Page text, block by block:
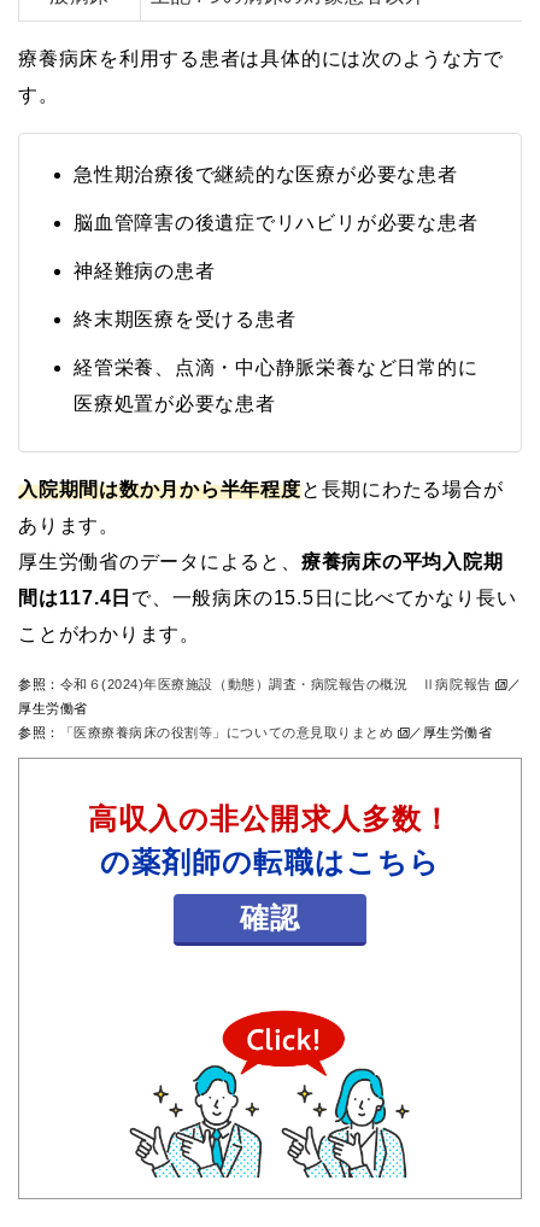
療養病床を利用する患者は具体的には次のような方で
す。
急性期治療後で継続的な医療が必要な患者
脳血管障害の後遺症でリハビリが必要な患者
神経難病の患者
終末期医療を受ける患者
経管栄養、点滴・中心静脈栄養など日常的に
医療処置が必要な患者
入院期間は数か月から半年程度と長期にわたる場合が
あります。
厚生労働省のデータによると、 療養病床の平均入院期
間は117.4日 で、一般病床の15.5日に比べてかなり長い
ことがわかります。
参照： 令和６(2024)年医療施設（動態）調査・病院報告の概況 Ⅱ病院報告
／
厚生労働省
参照：
「医療療養病床の役割等」についての意見取りまとめ ／厚生労働省
高収入の非公開求人多数！
の薬剤師の転職はこちら
確認